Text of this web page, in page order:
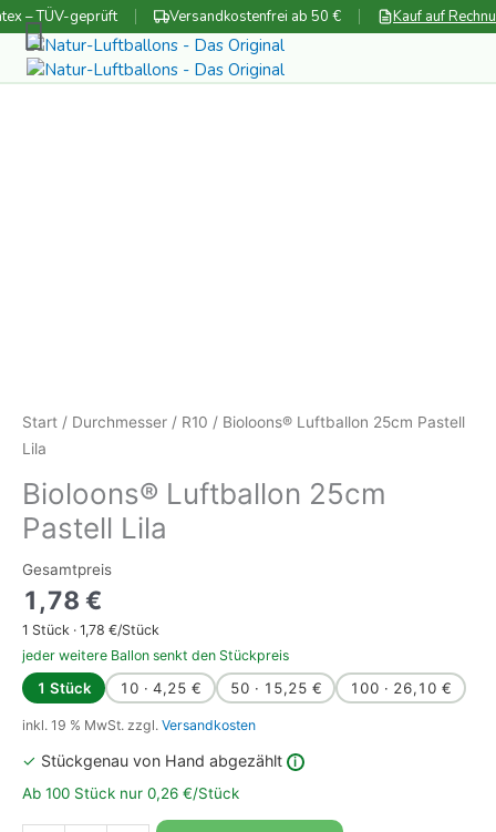
Zum
Inhalt
springen
– TÜV-geprüft Versandkostenfrei ab 50 € Kauf auf
Start / Durchmesser / R10 / Bioloons® Luftballon 25cm Pastell
Lila
Bioloons® Luftballon 25cm
Pastell Lila
Gesamtpreis
1,78 €
1 Stück · 1,78 €/Stück
jeder weitere Ballon senkt den Stückpreis
1 Stück 10 · 4,25 € 50 · 15,25 € 100 · 26,10 €
inkl. 19 % MwSt. zzgl. Versandkosten
✓ Stückgenau von Hand abgezählt i
Ab 100 Stück nur 0,26 €/Stück